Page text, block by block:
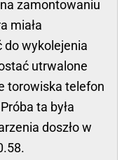
zamontowaniu
miała
do wykolejenia
utrwalone
torowiska telefon
ta była
doszło w